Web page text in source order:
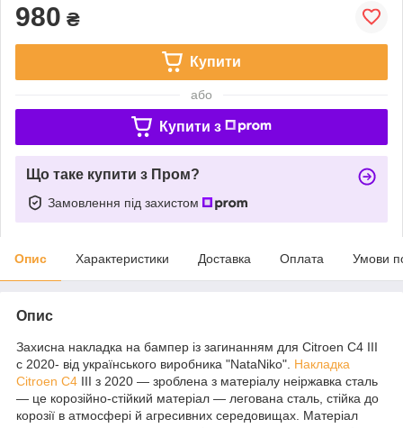
980 ₴
Купити
або
Купити з
Що таке купити з Пром?
Замовлення під захистом
Опис Характеристики Доставка Оплата Умови
Опис
​Захисна накладка на бампер із загинанням для Citroen C4 III
с 2020- від українського виробника "NataNiko". Накладка
Citroen C4 III з 2020 — зроблена з матеріалу неіржавка сталь
— це корозійно-стійкий матеріал — легована сталь, стійка до
корозії в атмосфері й агресивних середовищах. Матеріал